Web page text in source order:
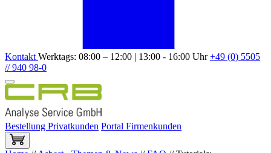
Kontakt Werktags: 08:00 – 12:00 | 13:00 - 16:00 Uhr+49 (0) 5505
// 940 98-0
Bestellung Privatkunden Portal Firmenkunden